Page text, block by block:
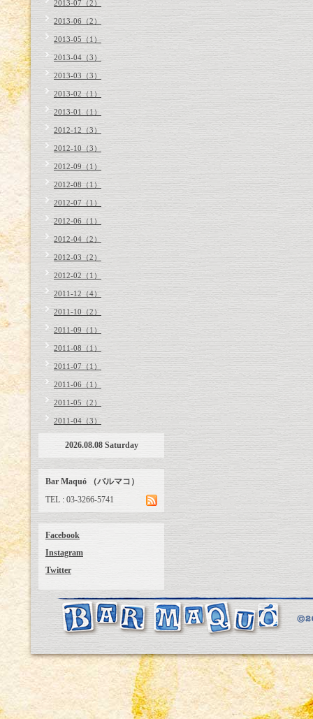
2013-07（2）
2013-06（2）
2013-05（1）
2013-04（3）
2013-03（3）
2013-02（1）
2013-01（1）
2012-12（3）
2012-10（3）
2012-09（1）
2012-08（1）
2012-07（1）
2012-06（1）
2012-04（2）
2012-03（2）
2012-02（1）
2011-12（4）
2011-10（2）
2011-09（1）
2011-08（1）
2011-07（1）
2011-06（1）
2011-05（2）
2011-04（3）
2026.08.08 Saturday
Bar Maquó （バルマコ）
TEL : 03-3266-5741
Facebook
Instagram
Twitter